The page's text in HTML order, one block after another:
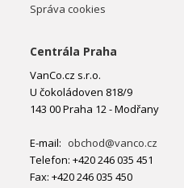
Správa cookies
Centrála Praha
VanCo.cz s.r.o.
U čokoládoven 818/9
143 00 Praha 12 - Modřany
E-mail: obchod@vanco.cz
Telefon: +420 246 035 451
Fax: +420 246 035 450